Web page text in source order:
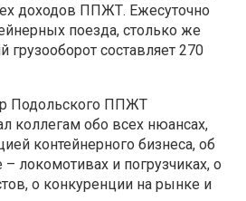
доходов ППЖТ. Ежесуточно
поезда, столько же
грузооборот составляет 270
Подольского ППЖТ
коллегам обо всех нюансах,
контейнерного бизнеса, об
локомотивах и погрузчиках, о
о конкуренции на рынке и